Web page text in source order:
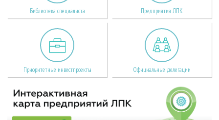
Библиотека специалиста Предприятия ЛПК
Приоритетные инвестпроекты Официальные делегации